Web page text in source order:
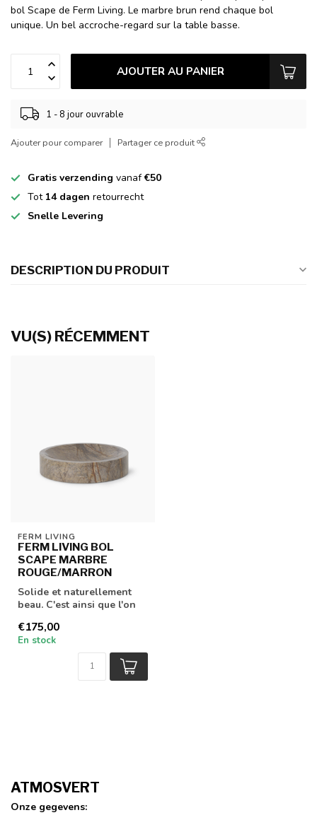
bol Scape de Ferm Living. Le marbre brun rend chaque bol
unique. Un bel accroche-regard sur la table basse.
AJOUTER AU PANIER
1 - 8 jour ouvrable
Ajouter pour comparer Partager ce produit
Gratis verzending vanaf€50
Tot 14 dagen retourrecht
Snelle Levering
DESCRIPTION DU PRODUIT
VU(S) RÉCEMMENT
FERM LIVING
FERM LIVING BOL
SCAPE MARBRE
ROUGE/MARRON
Solide et naturellement
beau. C'est ainsi que l'on
d...
€175,00
En stock
ATMOSVERT
Onze gegevens: